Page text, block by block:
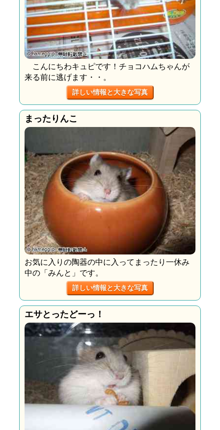
こんにちわキュピです！チョコハムちゃんが
来る前に逃げます・・。
詳しい情報と大きな写真
まったりんこ
お気に入りの陶器の中に入ってまったり一休み
中の「みんと」です。
詳しい情報と大きな写真
エサとったどーっ！